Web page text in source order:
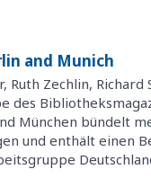
and Munich
Ruth Zechlin,
des
München bündelt
und enthält einen